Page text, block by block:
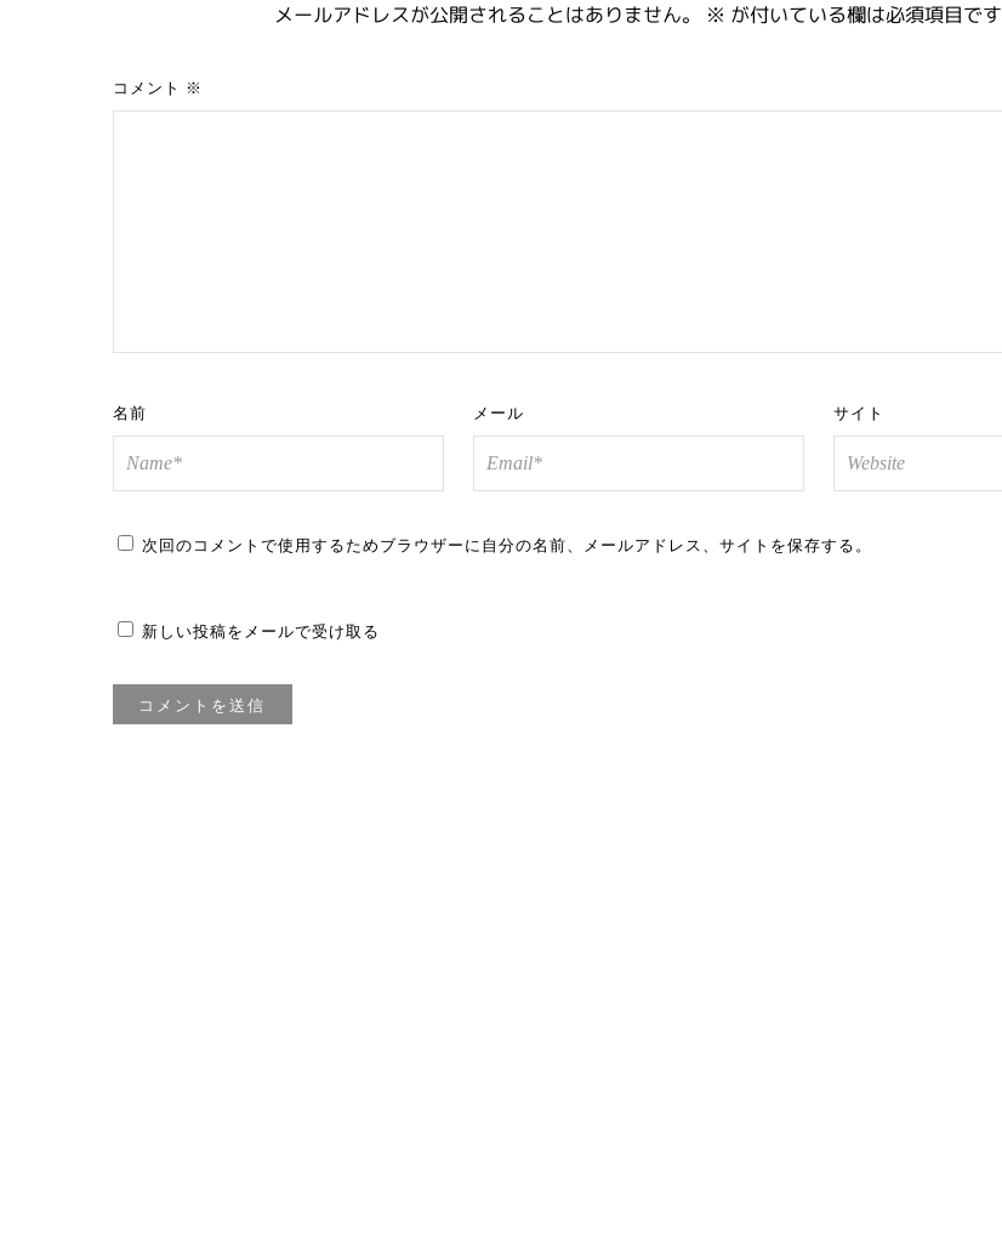
メールアドレスが公開されることはありません。 ※ が付いている欄は必須項目です
コメント ※
名前 メール サイト
次回のコメントで使用するためブラウザーに自分の名前、メールアドレス、サイトを保存する。
新しい投稿をメールで受け取る